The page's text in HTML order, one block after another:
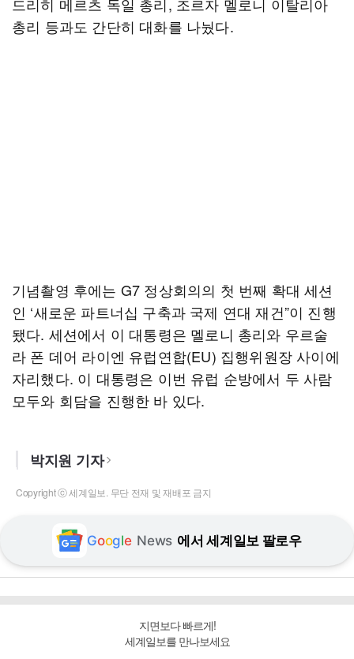
총리 등과도 간단히 대화를 나눴다.
기념촬영 후에는 G7 정상회의의 첫 번째 확대 세션
인 ‘새로운 파트너십 구축과 국제 연대 재건”이 진행
됐다. 세션에서 이 대통령은 멜로니 총리와 우르술
라 폰 데어 라이엔 유럽연합(EU) 집행위원장 사이에
자리했다. 이 대통령은 이번 유럽 순방에서 두 사람
모두와 회담을 진행한 바 있다.
박지원 기자
Copyright ⓒ 세계일보. 무단 전재 및 재배포 금지
Google News 에서 세계일보 팔로우
지면보다 빠르게!
세계일보를 만나보세요